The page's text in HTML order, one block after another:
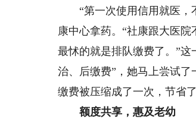
“第一次使用信用就医，不
康中心拿药。“社康跟大医
最怵的就是排队缴费了。”
治、后缴费”，她马上尝试
缴费被压缩成了一次，节省
额度共享，惠及老幼